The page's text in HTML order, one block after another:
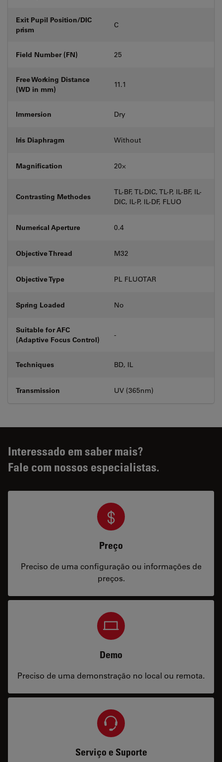
Exit Pupil Position/DIC
prism
C
Field Number (FN) 25
Free Working Distance
(WD in mm)
11.1
Immersion Dry
Iris Diaphragm Without
Magnification 20⨉
Contrasting Methodes
TL-BF, TL-DIC, TL-P, IL-BF, IL-
DIC, IL-P, IL-DF, FLUO
Numerical Aperture 0.4
Objective Thread M32
Objective Type PL FLUOTAR
Spring Loaded No
Suitable for AFC
(Adaptive Focus Control)
-
Techniques BD, IL
Transmission UV (365nm)
Interessado em saber mais?
Fale com nossos especialistas.
Preço
Preciso de uma configuração ou informações de
preços.
Demo
Preciso de uma demonstração no local ou remota.
Serviço e Suporte